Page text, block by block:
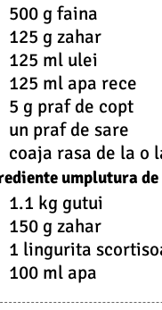
500 g faina
125 g zahar
125 ml ulei
125 ml apa rece
5 g praf de copt
un praf de sare
coaja rasa de la o
umplutura
1.1 kg gutui
150 g zahar
1 lingurita
100 ml apa